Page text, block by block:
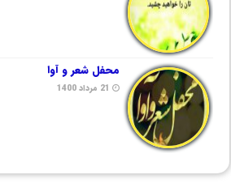
محفل شعر و آوا
21 مرداد 1400